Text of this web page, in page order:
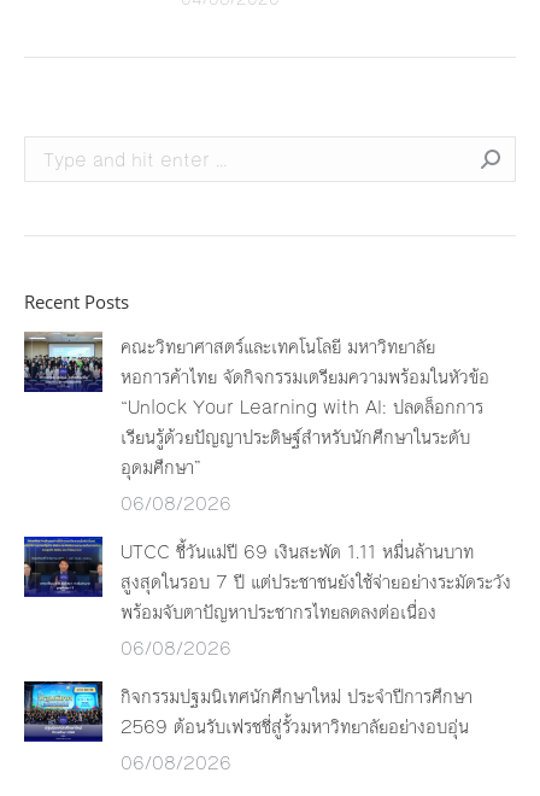
Search:
Recent Posts
คณะวิทยาศาสตร์และเทคโนโลยี มหาวิทยาลัย
หอการค้าไทย จัดกิจกรรมเตรียมความพร้อมในหัวข้อ
“Unlock Your Learning with AI: ปลดล็อกการ
เรียนรู้ด้วยปัญญาประดิษฐ์สำหรับนักศึกษาในระดับ
อุดมศึกษา”
06/08/2026
UTCC ชี้วันแม่ปี 69 เงินสะพัด 1.11 หมื่นล้านบาท
สูงสุดในรอบ 7 ปี แต่ประชาชนยังใช้จ่ายอย่างระมัดระวัง
พร้อมจับตาปัญหาประชากรไทยลดลงต่อเนื่อง
06/08/2026
กิจกรรมปฐมนิเทศนักศึกษาใหม่ ประจำปีการศึกษา
2569 ต้อนรับเฟรชชี่สู่รั้วมหาวิทยาลัยอย่างอบอุ่น
06/08/2026